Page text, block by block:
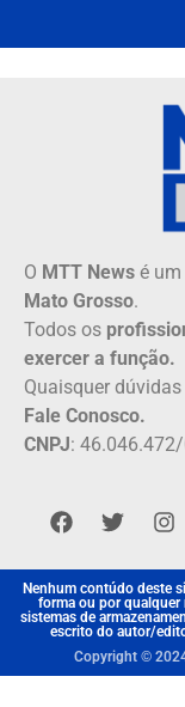
O MTT News é
Mato Grosso.
Todos os
exercer a função.
Quaisquer
Fale Conosco.
CNPJ:
Nenhum contúdo deste
forma ou por
sistemas de
escrito do autor/
Copyright ©